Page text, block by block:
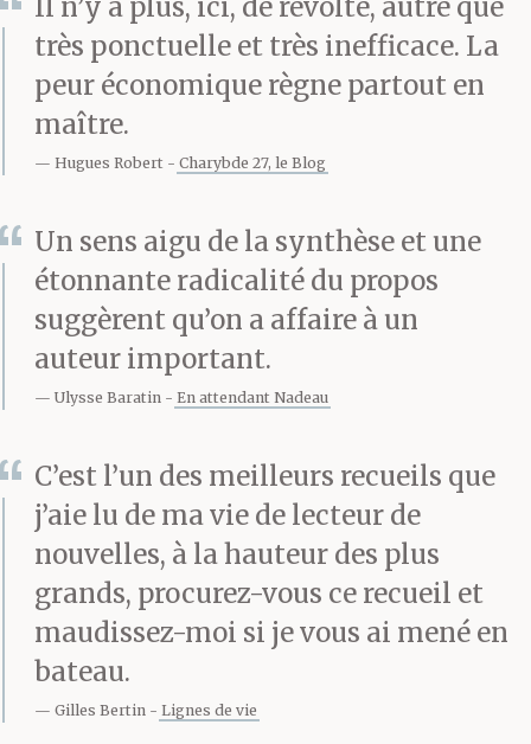
et oubliait la faim.
Quand il grandira.
Quand il grandira il me
regardera et demandera
pourquoi je lui ai donné
naissance pourquoi
c’est moi son père
pourquoi il a grandi là
pourquoi il dormait
dans ce lit. Pourquoi.
Pourquoi.
Il a fermé les yeux. La
douleur de nouveau. Il
sentait quelque chose
Il n’y a plus, ici, de révolte, autre que
très ponctuelle et très inefficace. La
peur économique règne partout en
maître.
Hugues Robert Charybde 27, le Blog
Un sens aigu de la synthèse et une
étonnante radicalité du propos
suggèrent qu’on a affaire à un
auteur important.
Ulysse Baratin En attendant Nadeau
C’est l’un des meilleurs recueils que
j’aie lu de ma vie de lecteur de
nouvelles, à la hauteur des plus
grands, procurez-vous ce recueil et
maudissez-moi si je vous ai mené en
bateau.
Gilles Bertin Lignes de vie